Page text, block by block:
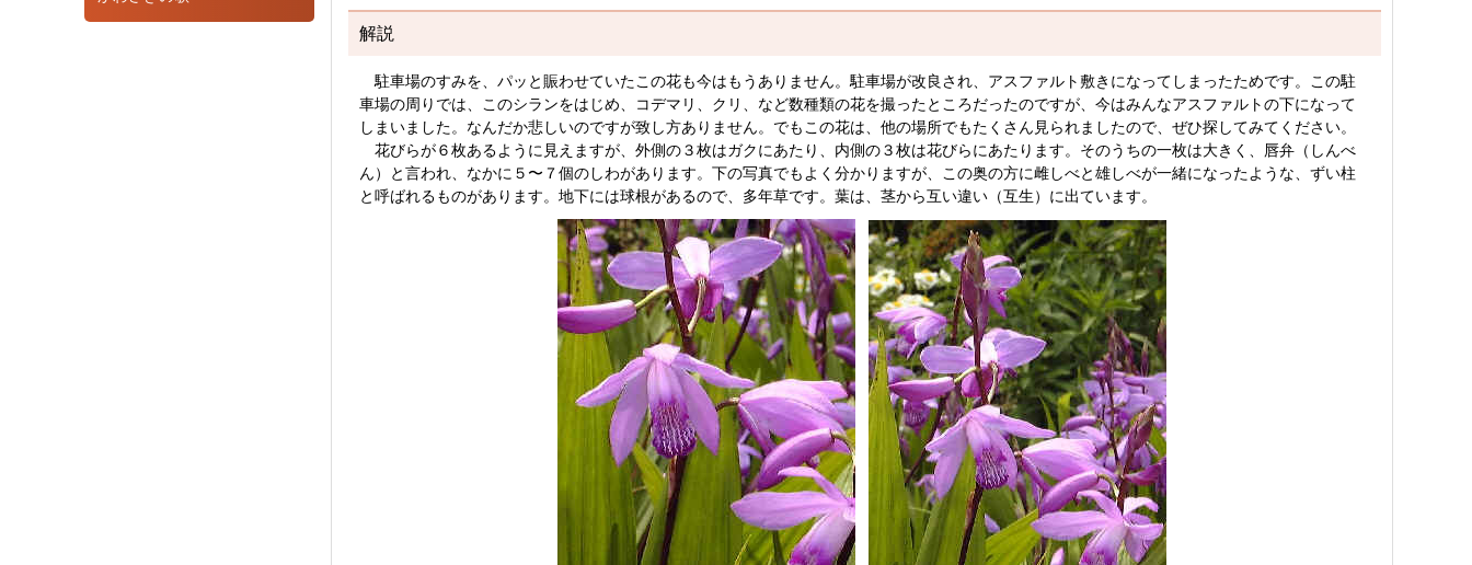
解説
駐車場のすみを、パッと賑わせていたこの花も今はもうありません。駐車場が改良され、アスファルト敷きになってしまったためです。この駐
車場の周りでは、このシランをはじめ、コデマリ、クリ、など数種類の花を撮ったところだったのですが、今はみんなアスファルトの下になって
しまいました。なんだか悲しいのですが致し方ありません。でもこの花は、他の場所でもたくさん見られましたので、ぜひ探してみてください。
花びらが６枚あるように見えますが、外側の３枚はガクにあたり、内側の３枚は花びらにあたります。そのうちの一枚は大きく、唇弁（しんべ
ん）と言われ、なかに５〜７個のしわがあります。下の写真でもよく分かりますが、この奥の方に雌しべと雄しべが一緒になったような、ずい柱
と呼ばれるものがあります。地下には球根があるので、多年草です。葉は、茎から互い違い（互生）に出ています。